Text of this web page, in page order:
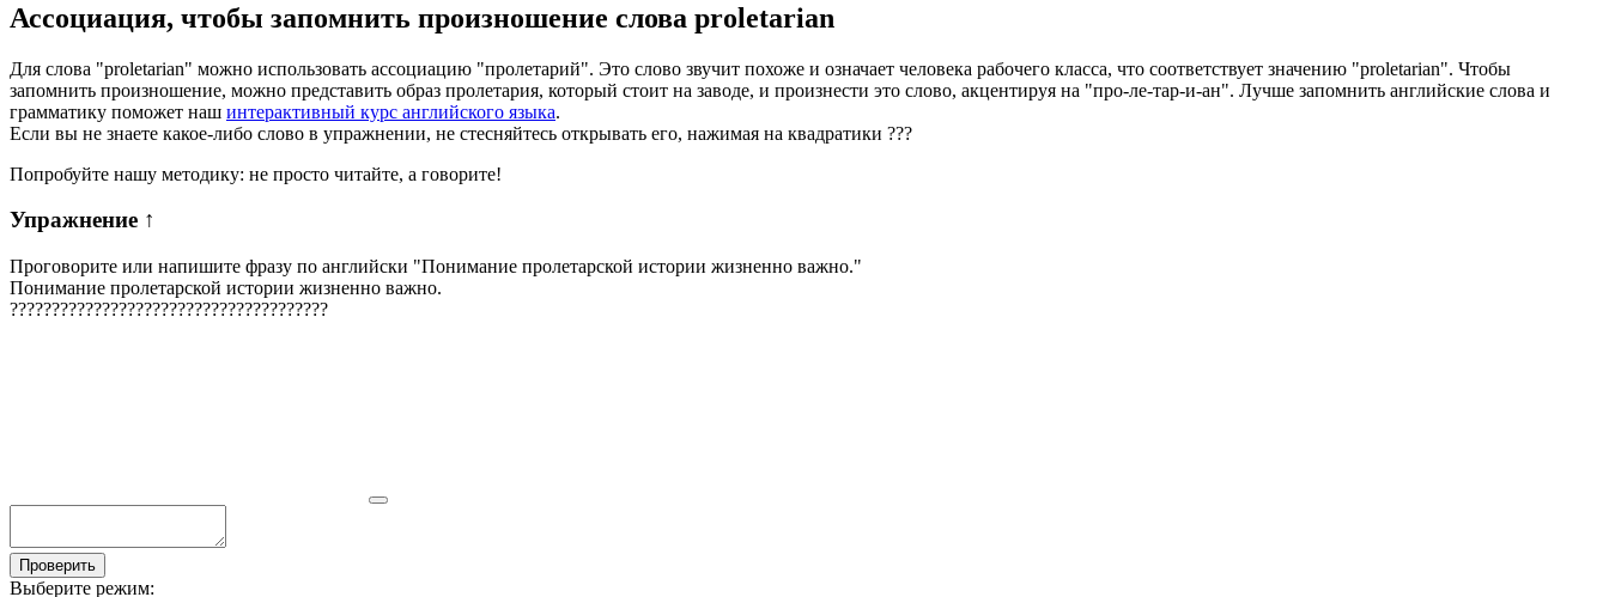
Ассоциация, чтобы запомнить произношение слова proletarian
Для слова "proletarian" можно использовать ассоциацию "пролетарий". Это слово звучит похоже и означает человека рабочего класса, что соответствует значению "proletarian". Чтобы
запомнить произношение, можно представить образ пролетария, который стоит на заводе, и произнести это слово, акцентируя на "про-ле-тар-и-ан". Лучше запомнить английские слова и
грамматику поможет наш интерактивный курс английского языка.
Если вы не знаете какое-либо слово в упражнении, не стесняйтесь открывать его, нажимая на квадратики ???
Попробуйте нашу методику: не просто читайте, а говорите!
Упражнение ↑
Проговорите или напишите фразу по английски "Понимание пролетарской истории жизненно важно."
Понимание пролетарской истории жизненно важно.
??????????????????????????????????????
Проверить
Выберите режим: